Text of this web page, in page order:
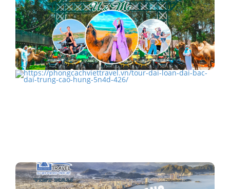
Check-in khu du lịch Bàu Trắng U&Me
TOUR ĐÀI LOAN – ĐÀI BẮC – ĐÀI TRUNG - CAO…